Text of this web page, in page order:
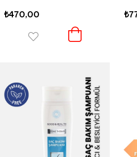
₺470,00